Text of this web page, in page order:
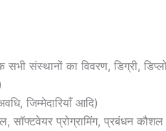
संस्थानों का विवरण, डिग्री,
जिम्मेदारियाँ आदि)
सॉफ्टवेयर प्रोग्रामिंग, प्रबंधन